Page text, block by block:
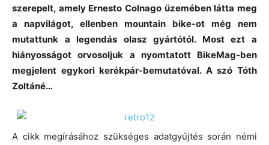
szerepelt, amely Ernesto Colnago üzemében látta meg
a napvilágot, ellenben mountain bike-ot még nem
mutattunk a legendás olasz gyártótól. Most ezt a
hiányosságot orvosoljuk a nyomtatott BikeMag-ben
megjelent egykori kerékpár-bemutatóval. A szó Tóth
Zoltáné…
A cikk megírásához szükséges adatgyűjtés során némi